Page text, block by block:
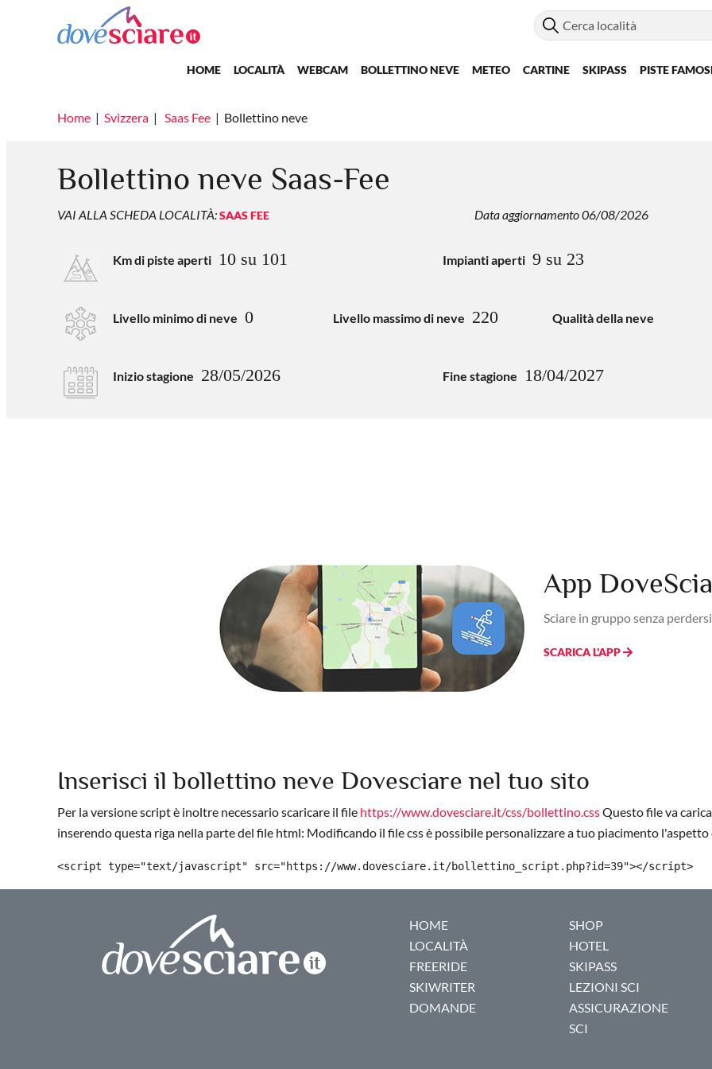
Salta al contenuto principale
Main navigation
HOME LOCALITÀ WEBCAM BOLLETTINO NEVE METEO CARTINE SKIPASS PISTE
Home Svizzera Saas Fee Bollettino neve
Bollettino neve Saas-Fee
VAI ALLA SCHEDA LOCALITÀ:SAAS FEE Data aggiornamento 06/08/2026
Km di piste aperti 10 su 101 Impianti aperti 9 su 23
Livello minimo di neve 0 Livello massimo di neve 220 Qualità della neve
Inizio stagione 28/05/2026 Fine stagione 18/04/2027
App
Sciare in gruppo senza perdersi
SCARICA L'APP
Inserisci il bollettino neve Dovesciare nel tuo sito
Per la versione script è inoltre necessario scaricare il file https://www.dovesciare.it/css/bollettino.cssQuesto file va
inserendo questa riga nella parte del file html: Modificando il file css è possibile personalizzare a tuo piacimento
<script type="text/javascript" src="https://www.dovesciare.it/bollettino_script.php?id=39"></script>
HOME
LOCALITÀ
FREERIDE
SKIWRITER
DOMANDE
SHOP
HOTEL
SKIPASS
LEZIONI SCI
ASSICURAZIONE
SCI